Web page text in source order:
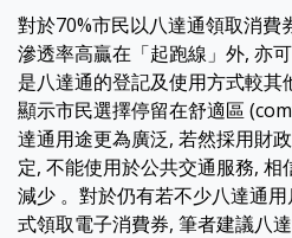
對於70%市民以八達通領取消費
滲透率高贏在「起跑線」外, 亦
是八達通的登記及使用方式較其
顯示市民選擇停留在舒適區
達通用途更為廣泛, 若然採用財
定, 不能使用於公共交通服務,
減少 。對於仍有若不少八達通
式領取電子消費券, 筆者建議八